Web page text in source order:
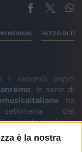
è la nostra
NEVIANI PAZZO DI TE
i secondi ospiti
, la serie di
ha
del
concerto andrà in
su Radio Italia,